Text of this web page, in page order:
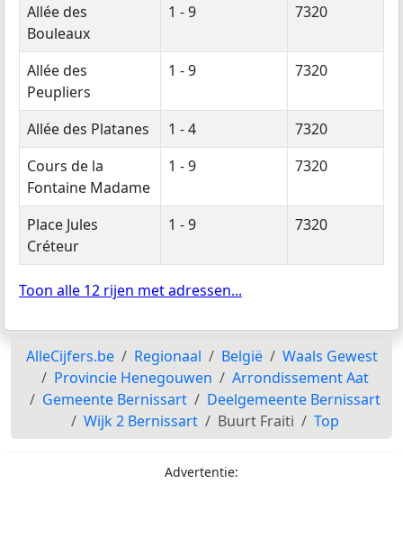
Allée des
Bouleaux
1 - 9 7320
Allée des
Peupliers
1 - 9 7320
Allée des Platanes 1 - 4
7320
Cours de la
Fontaine Madame
1 - 9 7320
Place Jules
Créteur
1 - 9 7320
Toon alle 12 rijen met adressen...
AlleCijfers.be Regionaal België
Waals Gewest
Provincie Henegouwen
Arrondissement Aat
Gemeente Bernissart
Deelgemeente Bernissart
Wijk 2 Bernissart
Buurt Fraiti Top
Advertentie: